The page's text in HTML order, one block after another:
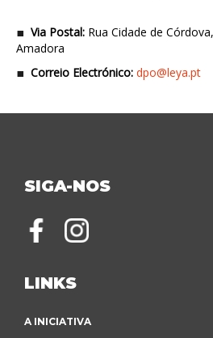
Via Postal: Rua Cidade de
Amadora
Correio Electrónico: dpo@leya.pt
SIGA-NOS
LINKS
A INICIATIVA